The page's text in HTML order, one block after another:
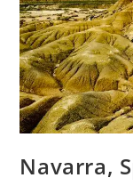
Navarra,